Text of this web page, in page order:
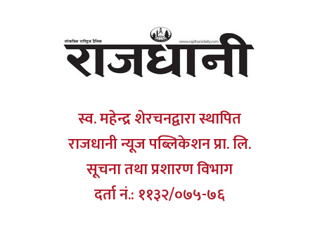
स्व. महेन्द्र शेरचनद्वारा स्थापित
राजधानी न्यूज पब्लिकेशन प्रा. लि.
सूचना तथा प्रशारण विभाग
दर्ता नं.: ११३२/०७५-७६